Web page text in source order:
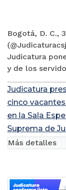
Bogotá, D. C.,
Judicatura
y de los
Judicatura
cinco
en la Sala
Suprema de
Más detalles